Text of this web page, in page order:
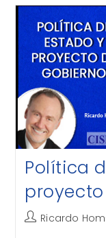
Política
AutorRicardo